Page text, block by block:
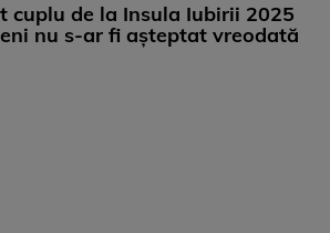
cuplu de la Insula Iubirii 2025
nu s-ar fi așteptat vreodată